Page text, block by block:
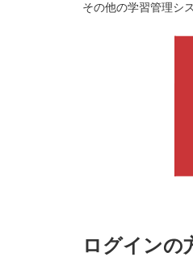
その他の学習管理シ
ログインの